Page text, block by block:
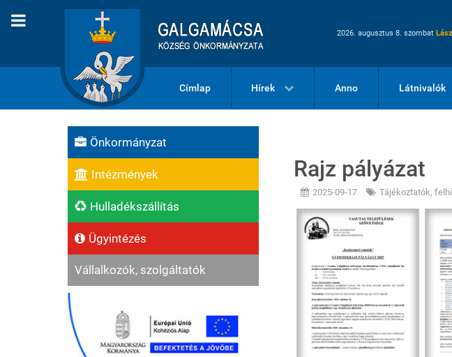
2026. augusztus 8. szombat
Címlap Hírek Anno Látnivalók
Önkormányzat
Intézmények
Hulladékszállítás
Ügyintézés
Vállalkozók, szolgáltatók
Rajz pályázat
2025-09-17 Tájékoztatók,